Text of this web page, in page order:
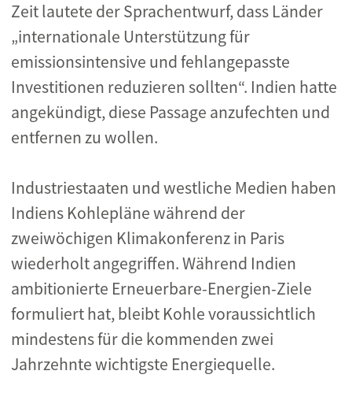
Zeit lautete der Sprachentwurf, dass Länder
„internationale Unterstützung für
emissionsintensive und fehlangepasste
Investitionen reduzieren sollten“. Indien hatte
angekündigt, diese Passage anzufechten und
entfernen zu wollen.
Industriestaaten und westliche Medien haben
Indiens Kohlepläne während der
zweiwöchigen Klimakonferenz in Paris
wiederholt angegriffen. Während Indien
ambitionierte Erneuerbare-Energien-Ziele
formuliert hat, bleibt Kohle voraussichtlich
mindestens für die kommenden zwei
Jahrzehnte wichtigste Energiequelle.